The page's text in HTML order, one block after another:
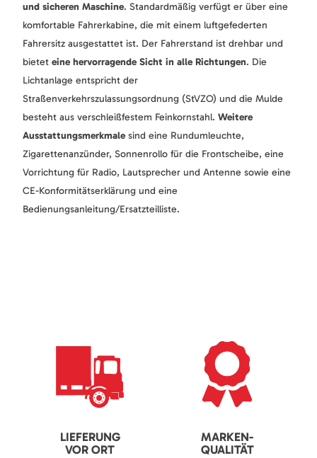
und sicheren Maschine. Standardmäßig verfügt er über eine
komfortable Fahrerkabine, die mit einem luftgefederten
Fahrersitz ausgestattet ist. Der Fahrerstand ist drehbar und
bietet eine hervorragende Sicht in alle Richtungen. Die
Lichtanlage entspricht der
Straßenverkehrszulassungsordnung (StVZO) und die Mulde
besteht aus verschleißfestem Feinkornstahl. Weitere
Ausstattungsmerkmalesind eine Rundumleuchte,
Zigarettenanzünder, Sonnenrollo für die Frontscheibe, eine
Vorrichtung für Radio, Lautsprecher und Antenne sowie eine
CE-Konformitätserklärung und eine
Bedienungsanleitung/Ersatzteilliste.
LIEFERUNG
VOR ORT
MARKEN-
QUALITÄT